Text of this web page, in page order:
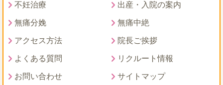
不妊治療 出産・入院の案内
無痛分娩 無痛中絶
アクセス方法 院長ご挨拶
よくある質問 リクルート情報
お問い合わせ サイトマップ